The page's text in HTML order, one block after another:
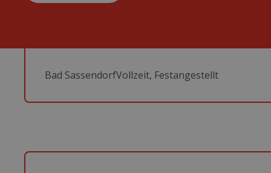
Bad SassendorfVollzeit, Festangestellt